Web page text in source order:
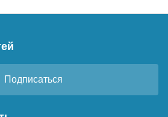
Подписаться